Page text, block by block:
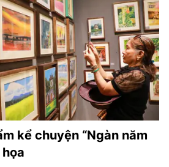
kể chuyện “Ngàn năm